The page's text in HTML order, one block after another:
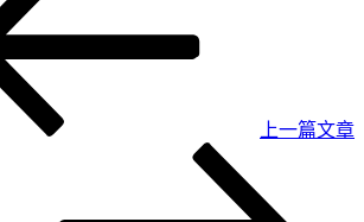
上一篇文章